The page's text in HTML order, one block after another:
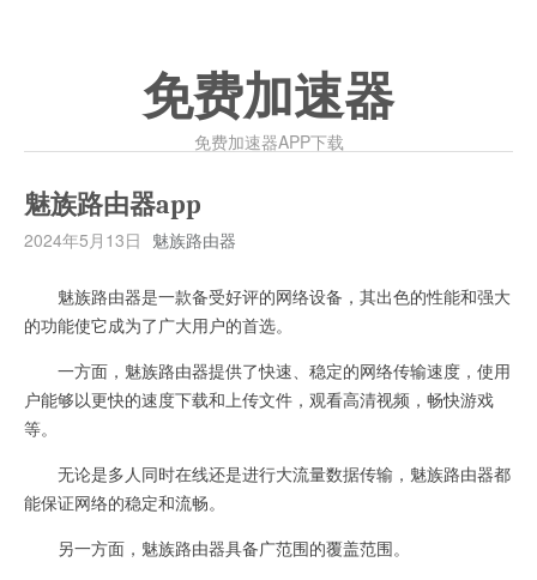
免费加速器
免费加速器APP下载
魅族路由器app
2024年5月13日 魅族路由器
魅族路由器是一款备受好评的网络设备，其出色的性能和强大
的功能使它成为了广大用户的首选。
一方面，魅族路由器提供了快速、稳定的网络传输速度，使用
户能够以更快的速度下载和上传文件，观看高清视频，畅快游戏
等。
无论是多人同时在线还是进行大流量数据传输，魅族路由器都
能保证网络的稳定和流畅。
另一方面，魅族路由器具备广范围的覆盖范围。